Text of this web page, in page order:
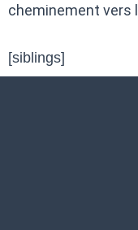
cheminement vers
[siblings]